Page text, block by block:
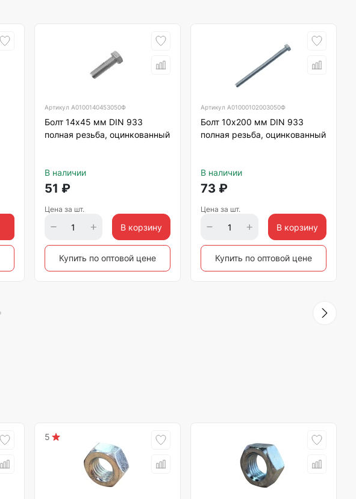
Артикул А0100140453050Ф
Болт 14х45 мм DIN 933
полная резьба, оцинкованный
В наличии
51 ₽
Цена за шт.
В корзину
Купить по оптовой цене
Артикул А01000102003050Ф
Болт 10х200 мм DIN 933
полная резьба, оцинкованный
В наличии
73 ₽
Цена за шт.
В корзину
Купить по оптовой цене
5